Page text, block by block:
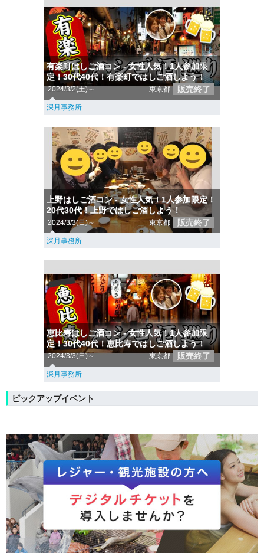
有楽町はしご酒コン - 女性人気！1人参加限
定！30代40代！有楽町ではしご酒しよう！
2024/3/2(土)～ 東京都 販売終了
深月事務所
上野はしご酒コン - 女性人気！1人参加限定！
20代30代！上野ではしご酒しよう！
2024/3/3(日)～ 東京都 販売終了
深月事務所
恵比寿はしご酒コン - 女性人気！1人参加限
定！30代40代！恵比寿ではしご酒しよう！
2024/3/3(日)～ 東京都 販売終了
深月事務所
ピックアップイベント